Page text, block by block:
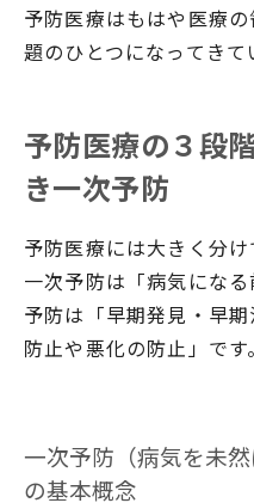
予防医療はもはや医療
題のひとつになってきて
予防医療の３段
き一次予防
予防医療には大きく分け
一次予防は「病気にな
予防は「早期発見・早
防止や悪化の防止」です。
一次予防（病気を未
の基本概念